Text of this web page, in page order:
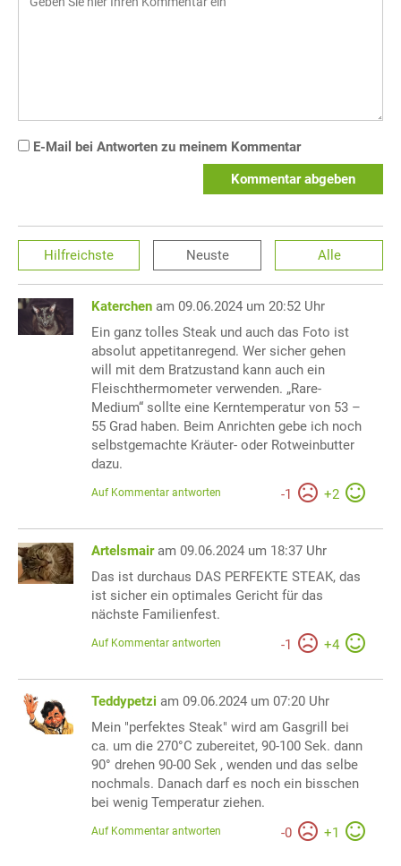
E-Mail bei Antworten zu meinem Kommentar
Kommentar abgeben
Hilfreichste Neuste Alle
Katerchen am 09.06.2024 um 20:52 Uhr
Ein ganz tolles Steak und auch das Foto ist
absolut appetitanregend. Wer sicher gehen
will mit dem Bratzustand kann auch ein
Fleischthermometer verwenden. „Rare-
Medium“ sollte eine Kerntemperatur von 53 –
55 Grad haben. Beim Anrichten gebe ich noch
selbstgemachte Kräuter- oder Rotweinbutter
dazu.
-1 +2
Auf Kommentar antworten
Artelsmair am 09.06.2024 um 18:37 Uhr
Das ist durchaus DAS PERFEKTE STEAK, das
ist sicher ein optimales Gericht für das
nächste Familienfest.
-1 +4
Auf Kommentar antworten
Teddypetzi am 09.06.2024 um 07:20 Uhr
Mein "perfektes Steak" wird am Gasgrill bei
ca. um die 270°C zubereitet, 90-100 Sek. dann
90° drehen 90-00 Sek , wenden und das selbe
nochmals. Danach darf es noch ein bisschen
bei wenig Temperatur ziehen.
-0 +1
Auf Kommentar antworten